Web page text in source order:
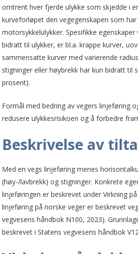
omtrent hver fjerde ulykke som skjedde i
kurveforløpet den vegegenskapen som
motorsykkelulykker. Spesifikke
bidratt til ulykker, er bl.a. krappe kurver,
sammensatte kurver med varierende
stigninger eller høybrekk har kun bidratt til
prosent).
Formål med bedring av vegers linjeføring
redusere ulykkesrisikoen og å forbedre
Beskrivelse av
Med en vegs linjeføring menes
(høy-/lavbrekk) og stigninger. Konkrete
linjeføringen er beskrevet under Virkning
linjeføring på norske veger er beskrevet
vegvesens håndbok N100, 2023).
beskrevet i Statens vegvesens håndbok